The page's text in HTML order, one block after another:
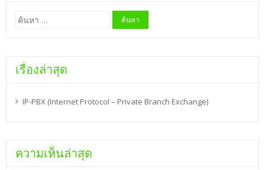
ค้นหา
สำหรับ:
เรื่องล่าสุด
IP-PBX (Internet Protocol – Private Branch Exchange)
ความเห็นล่าสุด